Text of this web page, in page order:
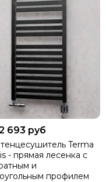
и полкой
693 руб
Terma
- прямая лесенка с
и
профилем